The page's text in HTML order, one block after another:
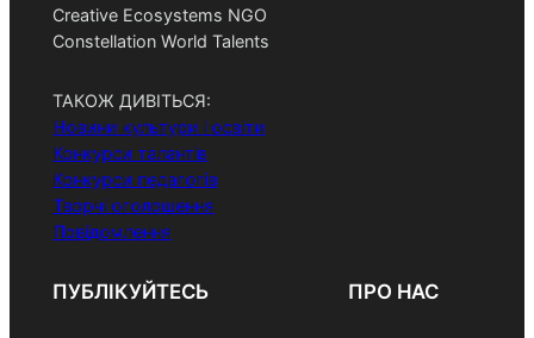
Creative Ecosystems NGO
Constellation World Talents
ТАКОЖ ДИВІТЬСЯ:
Новини культури і освіти
Конкурси талантів
Конкурси педагогів
Творчі оголошення
Повідомлення
ПУБЛІКУЙТЕСЬ ПРО НАС